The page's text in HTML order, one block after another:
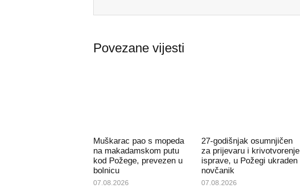
Povezane vijesti
Muškarac pao s mopeda
na makadamskom putu
kod Požege, prevezen u
bolnicu
07.08.2026
27-godišnjak osumnjičen
za prijevaru i krivotvorenje
isprave, u Požegi ukraden
novčanik
07.08.2026